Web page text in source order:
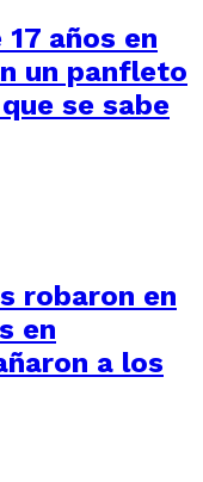
años en
un panfleto
se sabe
robaron en
en
a los